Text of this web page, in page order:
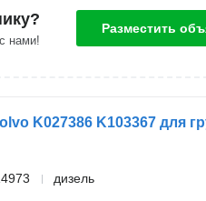
нами!
Разместить
дизель